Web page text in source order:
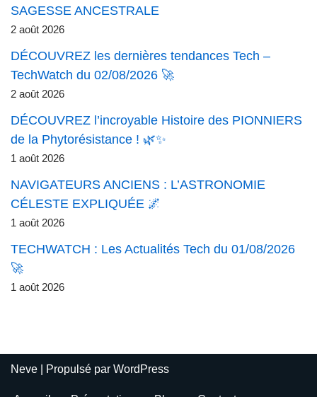
SAGESSE ANCESTRALE
2 août 2026
DÉCOUVREZ les dernières tendances Tech –
TechWatch du 02/08/2026 🚀
2 août 2026
DÉCOUVREZ l’incroyable Histoire des PIONNIERS
de la Phytorésistance ! 🌿✨
1 août 2026
NAVIGATEURS ANCIENS : L’ASTRONOMIE
CÉLESTE EXPLIQUÉE 🌌
1 août 2026
TECHWATCH : Les Actualités Tech du 01/08/2026
🚀
1 août 2026
Neve | Propulsé par WordPress